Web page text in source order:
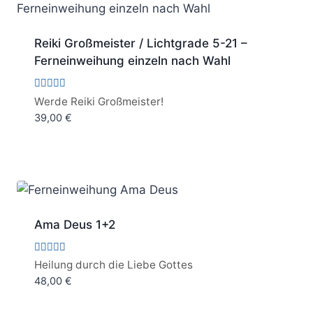
Reiki Großmeister / Lichtgrade 5-21 –
Ferneinweihung einzeln nach Wahl
Bewertet
mit
5.00
von 5
Werde Reiki Großmeister!
39,00 €
Ama Deus 1+2
Bewertet
mit
5.00
Heilung durch die Liebe Gottes
48,00 €